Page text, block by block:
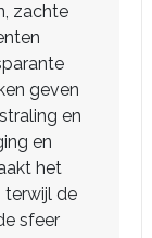
zachte
geven
en
en
het
terwijl de
sfeer